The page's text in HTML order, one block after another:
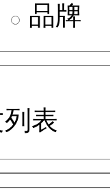
品牌